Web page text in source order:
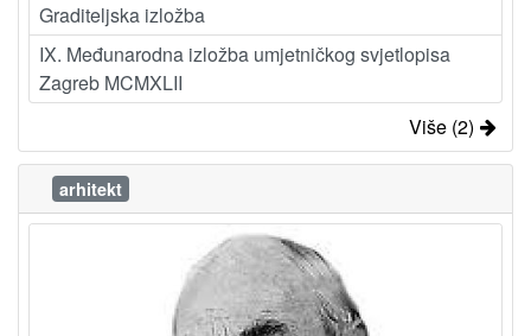
Graditeljska izložba
IX. Međunarodna izložba umjetničkog svjetlopisa
Zagreb MCMXLII
Više (2)
arhitekt